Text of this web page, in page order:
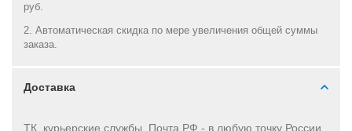
руб.
2. Автоматическая скидка по мере увеличения общей суммы
заказа.
Доставка
ТК, курьерские службы, Почта РФ - в любую точку России,